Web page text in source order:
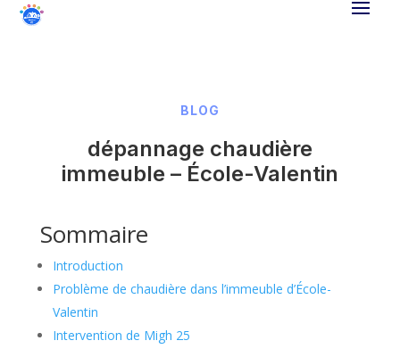
BLOG
dépannage chaudière
immeuble – École-Valentin
Sommaire
Introduction
Problème de chaudière dans l’immeuble d’École-
Valentin
Intervention de Migh 25